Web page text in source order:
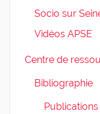
Socio sur
Vidéos APSE
Centre de
Bibliographie